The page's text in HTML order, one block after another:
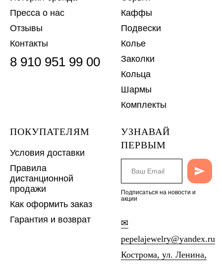
Пресса о нас
Отзывы
Контакты
8 910 951 99 00
Каффы
Подвески
Колье
Заколки
Кольца
Шармы
Комплекты
ПОКУПАТЕЛЯМ
Условия доставки
Правила
дистанционной
продажи
Как оформить заказ
Гарантия и возврат
УЗНАВАЙ
ПЕРВЫМ
Подписаться на новости и
акции
✉
pepelajewelry@yandex.ru
Кострома, ул. Ленина,